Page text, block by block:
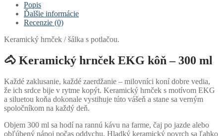
Popis
Ďalšie informácie
Recenzie (0)
Keramický hrnček / šálka s potlačou.
🐴 Keramický hrnček EKG kôň – 300 ml
Každé zaklusanie, každé zaerdžanie – milovníci koní dobre vedia,
že ich srdce bije v rytme kopýt. Keramický hrnček s motívom EKG
a siluetou koňa dokonale vystihuje túto vášeň a stane sa verným
spoločníkom na každý deň.
Objem 300 ml sa hodí na rannú kávu na farme, čaj po jazde alebo
obľúbený nápoj počas oddychu. Hladký keramický povrch sa ľahko